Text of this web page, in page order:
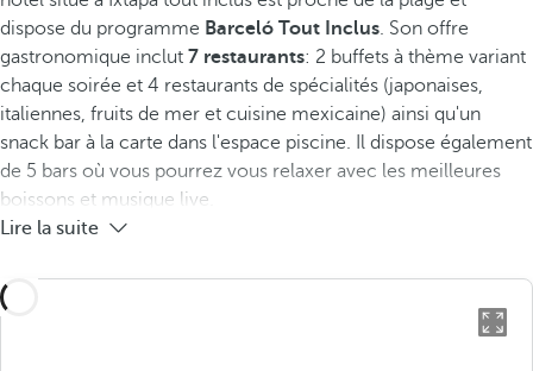
dispose du programme Barceló Tout Inclus . Son offre
gastronomique inclut 7 restaurants: 2 buffets à thème variant
chaque soirée et 4 restaurants de spécialités (japonaises,
italiennes, fruits de mer et cuisine mexicaine) ainsi qu'un
snack bar à la carte dans l'espace piscine. Il dispose également
de 5 bars où vous pourrez vous relaxer avec les meilleures
boissons et musique live.
Lire la suite